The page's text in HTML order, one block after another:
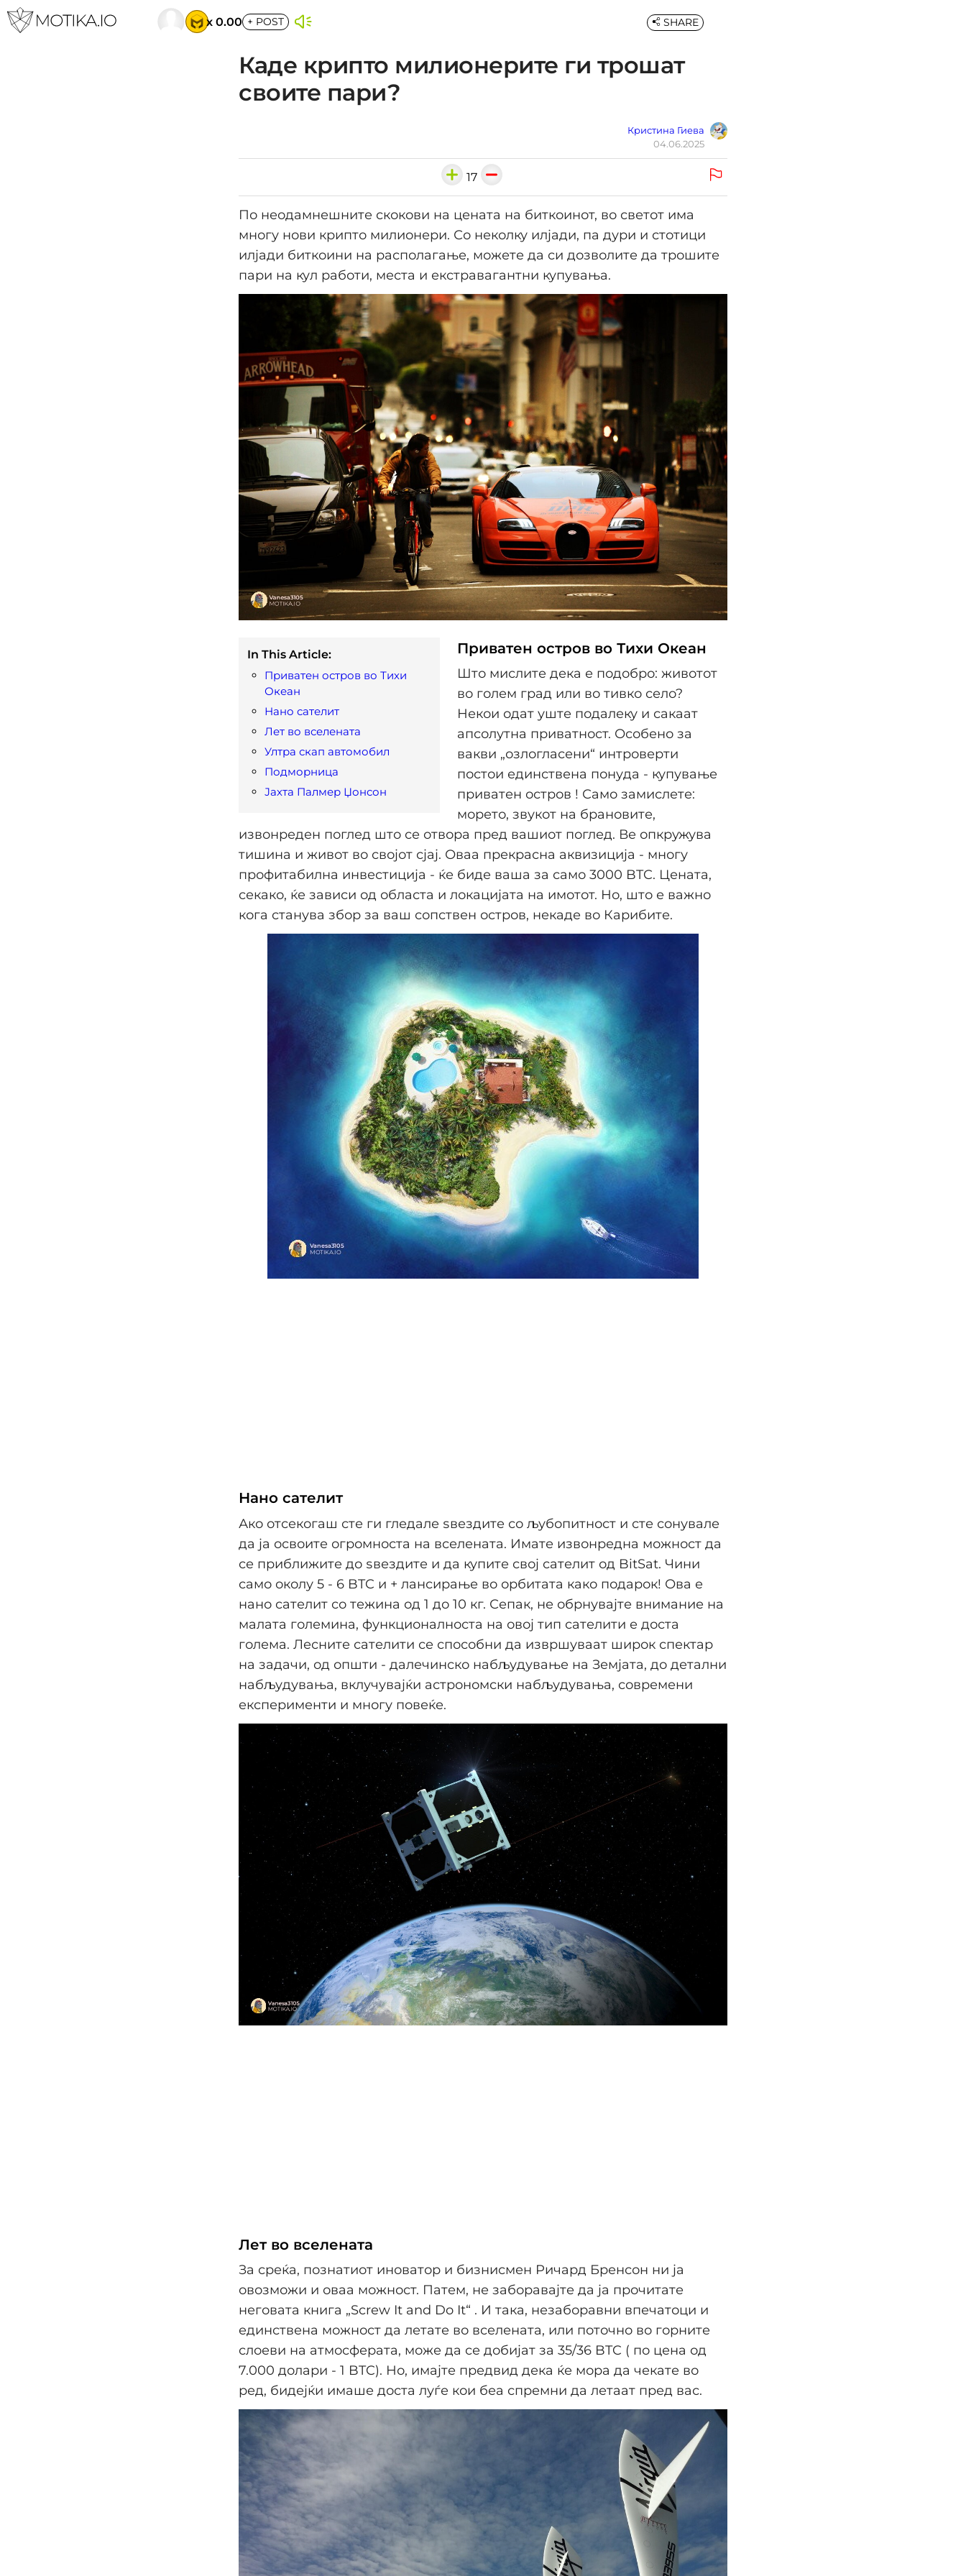
x 0.00 + POST
Каде крипто милионерите ги трошат
своите пари?
Кристина Гиева
04.06.2025
SHARE
17
По неодамнешните скокови на цената на биткоинот, во светот има
многу нови крипто милионери. Со неколку илјади, па дури и стотици
илјади биткоини на располагање, можете да си дозволите да трошите
пари на кул работи, места и екстравагантни купувања.
In This Article:
Приватен остров во Тихи
Океан
Нано сателит
Лет во вселената
Ултра скап автомобил
Подморница
Јахта Палмер Џонсон
Приватен остров во Тихи Океан
Што мислите дека е подобро: животот
во голем град или во тивко село?
Некои одат уште подалеку и сакаат
апсолутна приватност. Особено за
вакви „озлогласени“ интроверти
постои единствена понуда - купување
приватен остров ! Само замислете:
морето, звукот на брановите,
извонреден поглед што се отвора пред вашиот поглед. Ве опкружува
тишина и живот во својот сјај. Оваа прекрасна аквизиција - многу
профитабилна инвестиција - ќе биде ваша за само 3000 BTC. Цената,
секако, ќе зависи од областа и локацијата на имотот. Но, што е важно
кога станува збор за ваш сопствен остров, некаде во Карибите.
Нано сателит
Ако отсекогаш сте ги гледале ѕвездите со љубопитност и сте сонувале
да ја освоите огромноста на вселената. Имате извонредна можност да
се приближите до ѕвездите и да купите свој сателит од BitSat. Чини
само околу 5 - 6 BTC и + лансирање во орбитата како подарок! Ова е
нано сателит со тежина од 1 до 10 кг. Сепак, не обрнувајте внимание на
малата големина, функционалноста на овој тип сателити е доста
голема. Лесните сателити се способни да извршуваат широк спектар
на задачи, од општи - далечинско набљудување на Земјата, до детални
набљудувања, вклучувајќи астрономски набљудувања, современи
експерименти и многу повеќе.
Лет во вселената
За среќа, познатиот иноватор и бизнисмен Ричард Бренсон ни ја
овозможи и оваа можност. Патем, не заборавајте да ја прочитате
неговата книга „Screw It and Do It“ . И така, незаборавни впечатоци и
единствена можност да летате во вселената, или поточно во горните
слоеви на атмосферата, може да се добијат за 35/36 BTC ( по цена од
7.000 долари - 1 BTC). Но, имајте предвид дека ќе мора да чекате во
ред, бидејќи имаше доста луѓе кои беа спремни да летаат пред вас.